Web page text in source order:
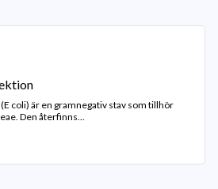
coli) är en gramnegativ stav som tillhör
Den återfinns...